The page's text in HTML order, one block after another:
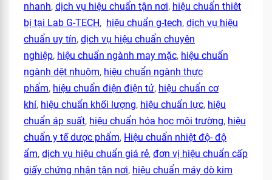
nhanh, dịch vụ hiệu chuẩn tận nơi, hiệu chuẩn thiêt
bị tại Lab G-TECH, hiệu chuẩn g-tech, dịch vụ hiệu
chuẩn uy tín, dịch vụ hiệu chuẩn chuyên
nghiệp, hiệu chuẩn ngành may mặc, hiệu chuẩn
ngành dệt nhuộm, hiệu chuẩn ngành thực
phẩm, hiệu chuẩn điện điện tử, hiệu chuẩn cơ
khí, hiệu chuẩn khối lượng, hiệu chuẩn lực, hiệu
chuẩn áp suất, hiệu chuẩn hóa học môi trường, hiệu
chuẩn y tế dược phẩm, Hiệu chuẩn nhiệt độ- độ
ẩm, dịch vụ hiệu chuẩn giá rẻ, đơn vị hiệu chuẩn cấp
giấy chứng nhận tận nơi, hiệu chuẩn máy dò kim